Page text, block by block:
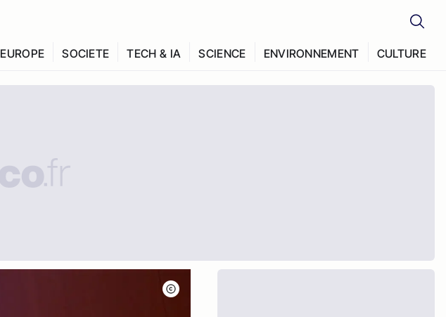
EUROPE SOCIETE TECH & IA SCIENCE ENVIRONNEMENT CULTURE